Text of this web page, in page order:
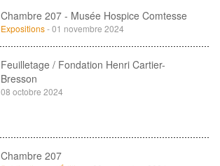
Chambre 207 - Musée Hospice Comtesse
Expositions- 01 novembre 2024
Feuilletage / Fondation Henri Cartier-
Bresson
08 octobre 2024
Chambre 207